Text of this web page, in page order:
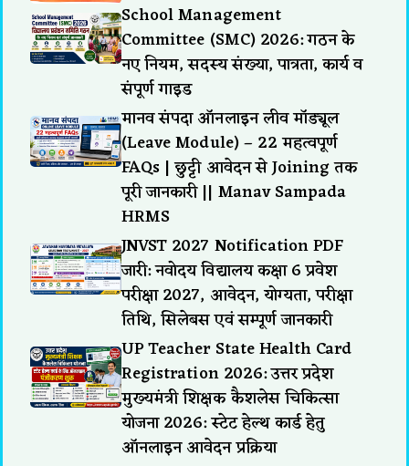
School Management
Committee (SMC) 2026: गठन के
नए नियम, सदस्य संख्या, पात्रता, कार्य व
संपूर्ण गाइड
मानव संपदा ऑनलाइन लीव मॉड्यूल
(Leave Module) – 22 महत्वपूर्ण
FAQs | छुट्टी आवेदन से Joining तक
पूरी जानकारी || Manav Sampada
HRMS
JNVST 2027 Notification PDF
जारी: नवोदय विद्यालय कक्षा 6 प्रवेश
परीक्षा 2027, आवेदन, योग्यता, परीक्षा
तिथि, सिलेबस एवं सम्पूर्ण जानकारी
UP Teacher State Health Card
Registration 2026: उत्तर प्रदेश
मुख्यमंत्री शिक्षक कैशलेस चिकित्सा
योजना 2026: स्टेट हेल्थ कार्ड हेतु
ऑनलाइन आवेदन प्रक्रिया